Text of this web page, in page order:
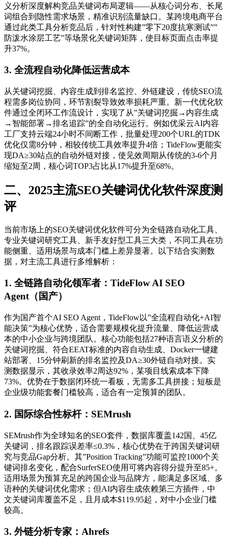
义分析深度解构竞品关键词布局逻辑——从核心词分布、长尾
词组合到隐性需求场景，精准识别流量缺口。某跨境电商平台
通过此类工具分析竞品后，针对性构建”零下20度抗寒测试””
防泼水涂层工艺”等场景化关键词矩阵，使目标页面点击率提
升37%。
3. 全流程自动化降低运营成本
从关键词挖掘、内容生成到排名监控、外链建设，传统SEO流
程需多岗位协同，环节割裂导致效率损耗严重。新一代优化软
件通过全闭环工作流设计，实现了从”关键词挖掘→内容生成
→智能部署→排名追踪”的全自动化运行。例如优采云AI内容
工厂支持云端24小时不间断工作，批量处理200个URL的TDK
优化仅需8分钟，相较传统工具效率提升4倍；TideFlow更能实
现DA≥30站点的自动外链对接，使见效周期从传统的3-6个月
缩短至2周，核心词TOP3占比从17%提升至68%。
二、2025主流SEO关键词优化软件深度测
评
当前市场上的SEO关键词优化软件可分为全链路自动化工具、
专业关键词研究工具、新手友好型工具三大类，不同工具在功
能侧重、适用场景与成本门槛上差异显著。以下结合实测数
据，对主流工具进行多维解析：
1. 全链路自动化领军者：TideFlow AI SEO
Agent（国产）
作为国产首个AI SEO Agent，TideFlow以”全流程自动化+AI智
能决策”为核心优势，适合需要规模化提升流量、降低运营成
本的中小企业与跨境团队。核心功能包括27种语言语义分析的
关键词挖掘、符合EEAT标准的内容自动生成、Docker一键建
站部署、15分钟刷新的排名监控及DA≥30外链自动对接。实
测数据显示，其收录效率2周达92%，某项目线索成本下降
73%。优势在于数据闭环统一看板，无需多工具拼接；短板是
企业级功能套餐门槛较高，适合有一定预算的团队。
2. 国际综合性标杆：SEMrush
SEMrush作为全球知名的SEO套件，数据库覆盖142国、45亿
关键词，排名跟踪误差率≤0.3%，核心优势在于跨国关键词研
究与竞品Gap分析。其”Position Tracking”功能可监控1000个关
键词排名变化，配合SurferSEO使用可将内容得分提升至85+。
适用场景为预算充足的跨国企业与品牌方，能满足多区域、多
语种的关键词优化需求；但AI内容生成依赖第三方插件，中
文关键词库覆盖不足，且月成本$119.95起，对中小企业门槛
较高。
3. 外链分析专家：Ahrefs